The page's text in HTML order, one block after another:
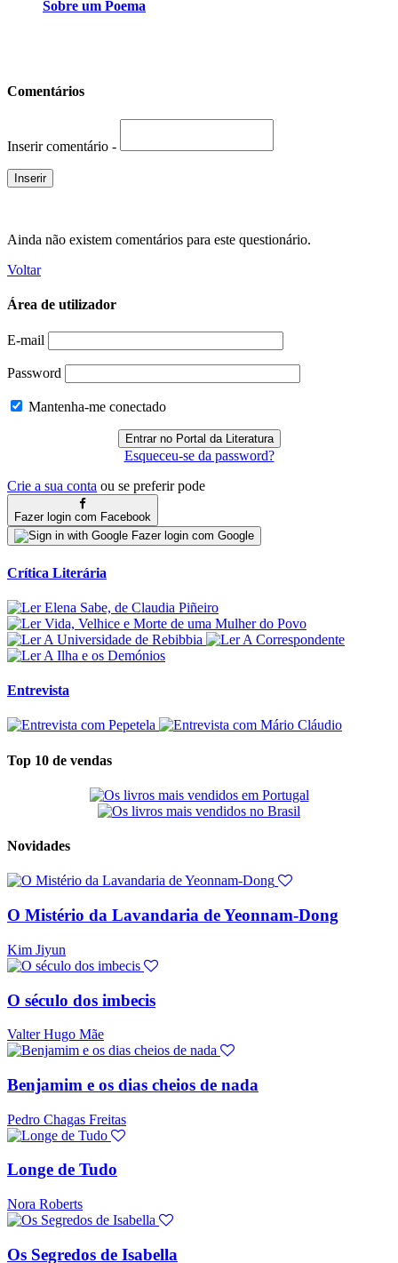
Sobre um Poema
Comentários
Inserir comentário -
Ainda não existem comentários para este questionário.
Voltar
Área de utilizador
E-mail
Password
Mantenha-me conectado
Esqueceu-se da password?
Crie a sua conta ou se preferir pode
Fazer login com Facebook
Fazer login com Google
Crítica Literária
Entrevista
Top 10 de vendas
Novidades
O Mistério da Lavandaria de Yeonnam-Dong
Kim Jiyun
O século dos imbecis
Valter Hugo Mãe
Benjamim e os dias cheios de nada
Pedro Chagas Freitas
Longe de Tudo
Nora Roberts
Os Segredos de Isabella